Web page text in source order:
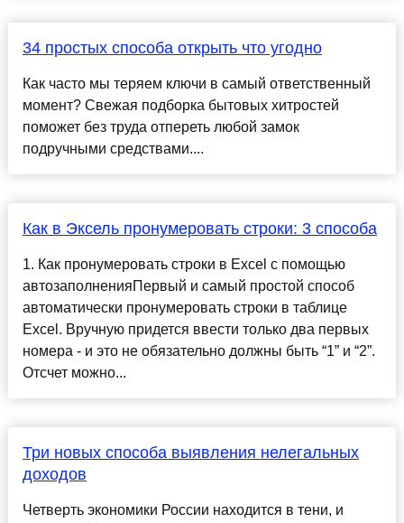
34 простых способа открыть что угодно
Как часто мы теряем ключи в самый ответственный
момент? Свежая подборка бытовых хитростей
поможет без труда отпереть любой замок
подручными средствами....
Как в Эксель пронумеровать строки: 3 способа
1. Как пронумеровать строки в Excel с помощью
автозаполненияПервый и самый простой способ
автоматически пронумеровать строки в таблице
Excel. Вручную придется ввести только два первых
номера - и это не обязательно должны быть “1” и “2”.
Отсчет можно...
Три новых способа выявления нелегальных
доходов
Четверть экономики России находится в тени, и